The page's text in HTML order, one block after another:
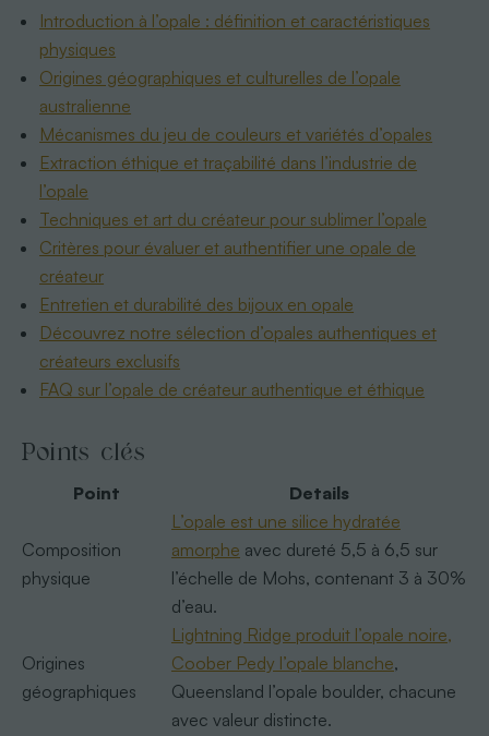
Introduction à l’opale : définition et caractéristiques
physiques
Origines géographiques et culturelles de l’opale
australienne
Mécanismes du jeu de couleurs et variétés d’opales
Extraction éthique et traçabilité dans l’industrie de
l’opale
Techniques et art du créateur pour sublimer l’opale
Critères pour évaluer et authentifier une opale de
créateur
Entretien et durabilité des bijoux en opale
Découvrez notre sélection d’opales authentiques et
créateurs exclusifs
FAQ sur l’opale de créateur authentique et éthique
Points clés
Point Details
Composition
physique
L’opale est une silice hydratée
amorphe avec dureté 5,5 à 6,5 sur
l’échelle de Mohs, contenant 3 à 30%
d’eau.
Origines
géographiques
Lightning Ridge produit l’opale noire,
Coober Pedy l’opale blanche,
Queensland l’opale boulder, chacune
avec valeur distincte.